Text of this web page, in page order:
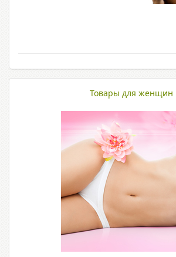
Товары для женщин